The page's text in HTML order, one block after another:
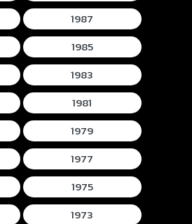
1987
1985
1983
1981
1979
1977
1975
1973